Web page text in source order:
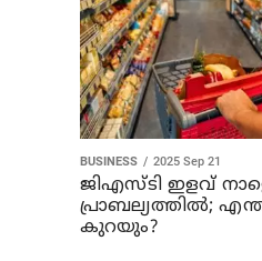
BUSINESS 2025 Sep 21
ജിഎസ്ടി ഇളവ്
പ്രാബല്യത്തിൽ;
കുറയും?